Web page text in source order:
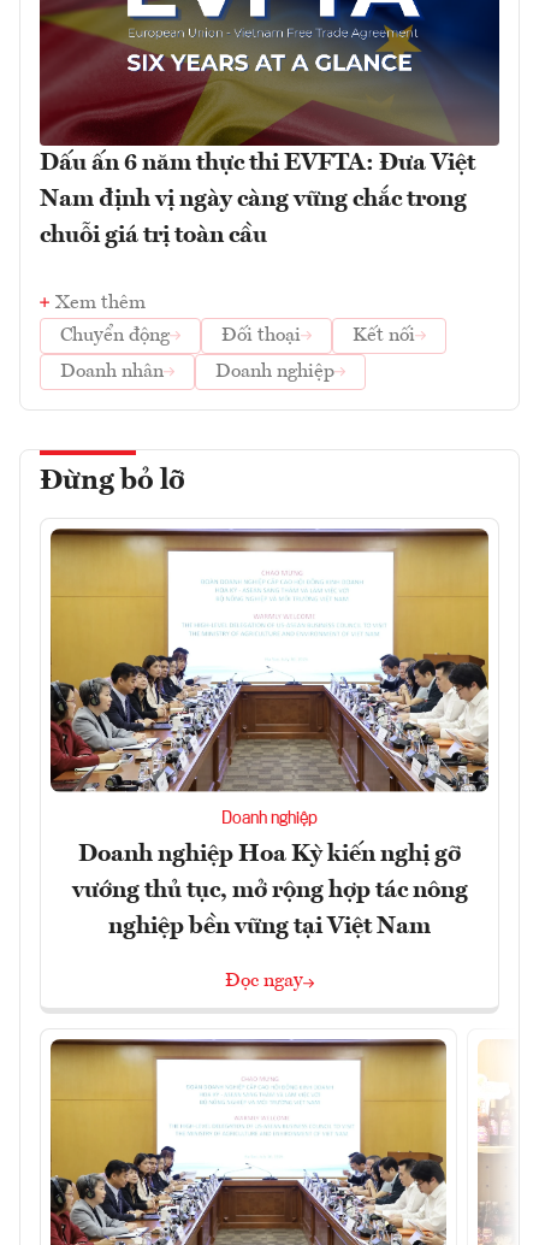
Dấu ấn 6 năm thực thi EVFTA: Đưa Việt
Nam định vị ngày càng vững chắc trong
chuỗi giá trị toàn cầu
Xem thêm
Chuyển động
Đối thoại
Kết nối
Doanh nhân
Doanh nghiệp
Đừng bỏ lỡ
Doanh nghiệp
Doanh nghiệp Hoa Kỳ kiến nghị gỡ
vướng thủ tục, mở rộng hợp tác nông
nghiệp bền vững tại Việt Nam
Đọc ngay